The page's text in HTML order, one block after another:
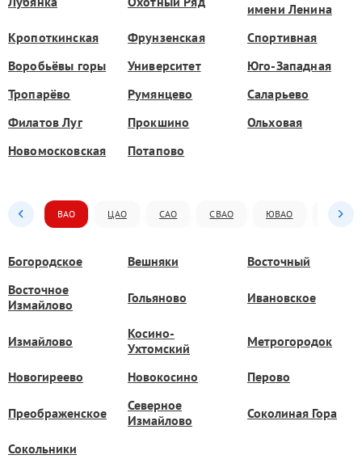
имени Ленина
Кропоткинская
Фрунзенская
Спортивная
Воробьёвы горы
Университет
Юго-Западная
Тропарёво
Румянцево
Саларьево
Филатов Луг
Прокшино
Ольховая
Новомосковская
Потапово
ВАО ЦАО САО СВАО ЮВАО ЮАО
Богородское Вешняки
Восточный
Восточное
Измайлово
Гольяново Ивановское
Измайлово
Косино-
Ухтомский
Метрогородок
Новогиреево Новокосино Перово
Преображенское
Северное
Измайлово
Соколиная Гора
Сокольники